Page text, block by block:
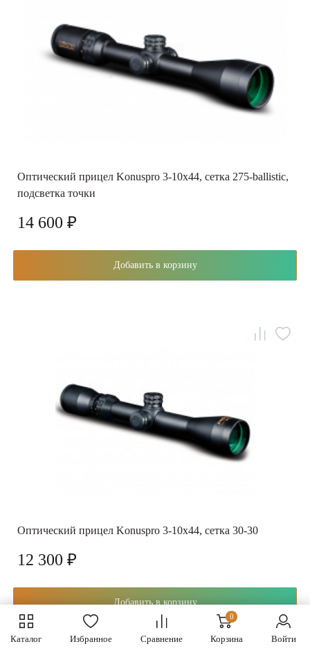
Каталог Избранное Сравнение
0
Корзина Войти
Оптический прицел Konuspro 3-10x44, сетка 275-ballistic,
подсветка точки
14 600 ₽
Добавить в корзину
Оптический прицел Konuspro 3-10x44, сетка 30-30
12 300 ₽
Добавить в корзину